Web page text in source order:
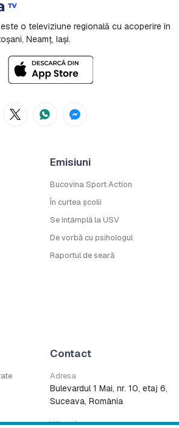
o televiziune regională cu acoperire în
Neamț, Iași.
Emisiuni
Bucovina Sport Action
În curtea școlii
Se întâmplă la USV
De vorbă cu psihologul
Raportul de seară
Contact
Adresa
Bulevardul 1 Mai, nr. 10, etaj 6,
Suceava, România
WhatsApp